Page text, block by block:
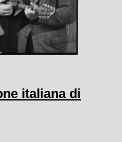
italiana di